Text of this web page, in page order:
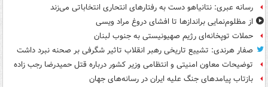
رسانه عبری: نتانیاهو دست به رفتارهای انتحاری انتخاباتی می‌زند
از مظلوم‌نمایی براندازها تا افشای دروغ مراد ویسی
حملات توپخانه‌ای رژیم صهیونیستی به جنوب لبنان
صفار هرندی: تشییع تاریخی رهبر انقلاب تاثیر شگرفی بر صحنه نبرد داشت
توضیحات معاون امنیتی و انتظامی وزیر کشور درباره قتل حمیدرضا رجب زاده
بازتاب پیامدهای جنگ علیه ایران در رسانه‌های جهان